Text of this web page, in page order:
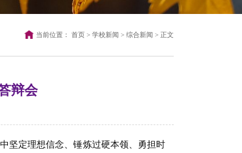
当前位置： 首页> 学校新闻 > 综合新闻 > 正文
辩会
坚定理想信念、锤炼过硬本领、勇担时